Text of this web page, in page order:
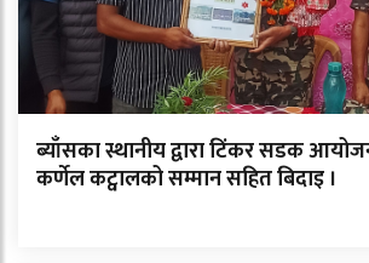
ब्याँसका स्थानीय द्वारा टिंकर सडक
कर्णेल कट्वालको सम्मान सहित बिदाइ ।